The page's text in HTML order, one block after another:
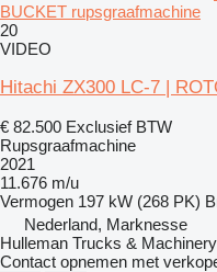
BUCKET rupsgraafmachine
20
VIDEO
Hitachi ZX300 LC-7 |
€ 82.500 Exclusief BTW
Rupsgraafmachine
2021
11.676 m/u
Vermogen 197 kW (268 PK)
Nederland, Marknesse
Hulleman Trucks &
Contact opnemen met